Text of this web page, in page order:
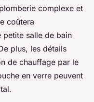
complexe et
coûtera
petite salle de bain
plus, les détails
de chauffage par le
en verre peuvent